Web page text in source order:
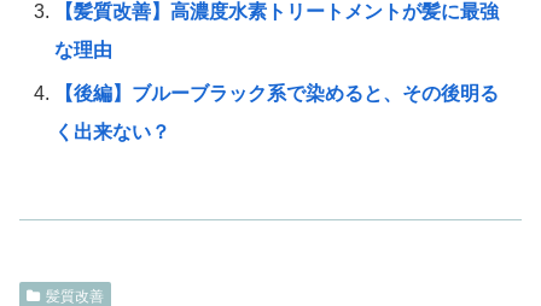
【髪質改善】高濃度水素トリートメントが髪に最強
な理由
【後編】ブルーブラック系で染めると、その後明る
く出来ない？
髪質改善